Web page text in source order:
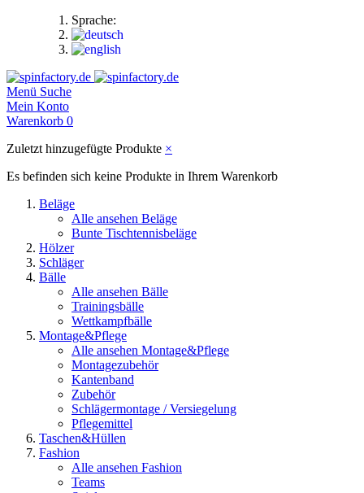
Sprache:
Menü Suche
Mein Konto
Warenkorb 0
Zuletzt hinzugefügte Produkte ×
Es befinden sich keine Produkte in Ihrem Warenkorb
Beläge
Alle ansehen Beläge
Bunte Tischtennisbeläge
Hölzer
Schläger
Bälle
Alle ansehen Bälle
Trainingsbälle
Wettkampfbälle
Montage&Pflege
Alle ansehen Montage&Pflege
Montagezubehör
Kantenband
Zubehör
Schlägermontage / Versiegelung
Pflegemittel
Taschen&Hüllen
Fashion
Alle ansehen Fashion
Teams